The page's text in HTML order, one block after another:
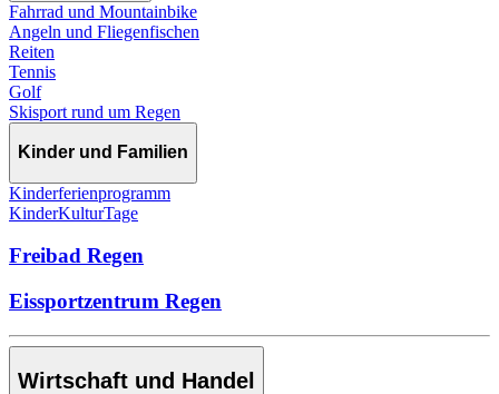
Fahrrad und Mountainbike
Angeln und Fliegenfischen
Reiten
Tennis
Golf
Skisport rund um Regen
Kinder und Familien
Kinderferienprogramm
KinderKulturTage
Freibad Regen
Eissportzentrum Regen
Wirtschaft und Handel